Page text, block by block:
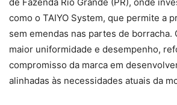
como o TAIYO System, que permite a
sem emendas nas partes de borracha.
maior uniformidade e desempenho,
compromisso da marca em
alinhadas às necessidades atuais da